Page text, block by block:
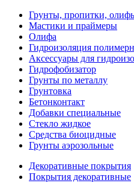
Грунты, пропитки,
Мастики и праймеры
Олифа
Гидроизоляция
Аксессуары для
Гидрофобизатор
Грунты по металлу
Грунтовка
Бетонконтакт
Добавки специальные
Стекло жидкое
Средства биоцидные
Грунты аэрозольные
Декоративные покрытия
Покрытия декоративные